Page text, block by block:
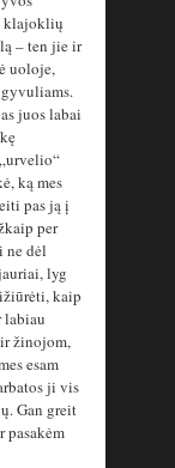
klajoklių
– ten jie ir
uoloje,
juos labai
ką mes
pas ją į
per
ne dėl
lyg
kaip
labiau
žinojom,
esam
ji vis
Gan greit
pasakėm